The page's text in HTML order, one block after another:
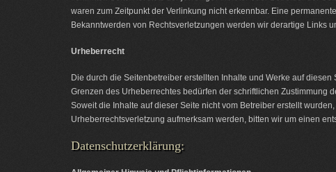
waren zum Zeitpunkt der Verlinkung nicht erkennbar. Eine
Bekanntwerden von Rechtsverletzungen werden wir derartige Links
Urheberrecht
Die durch die Seitenbetreiber erstellten Inhalte und Werke auf
Grenzen des Urheberrechtes bedürfen der schriftlichen Zustimmung
Soweit die Inhalte auf dieser Seite nicht vom Betreiber erstellt
Urheberrechtsverletzung aufmerksam werden, bitten wir um einen
Datenschutzerklärung: